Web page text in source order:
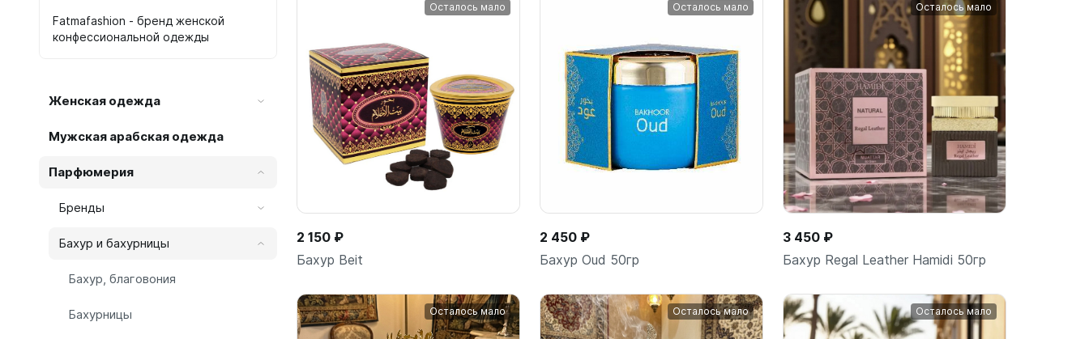
Fatmafashion - бренд женской
конфессиональной одежды
Женская одежда
Мужская арабская одежда
Парфюмерия
Бренды
Бахур и бахурницы
Бахур, благовония
Бахурницы
Осталось мало
2 150 ₽
Бахур Beit
Осталось мало
2 450 ₽
Бахур Oud 50гр
Осталось мало
3 450 ₽
Бахур Regal Leather Hamidi 50гр
Осталось мало Осталось мало Осталось мало